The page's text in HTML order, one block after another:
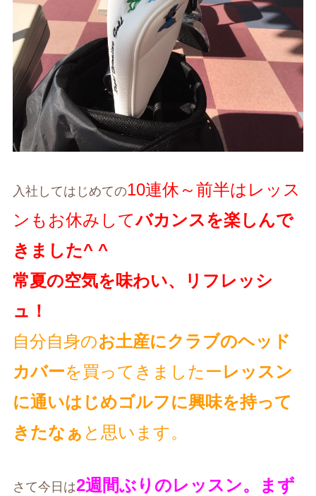
入社してはじめての10連休～前半はレッス
ンもお休みしてバカンスを楽しんで
きました^ ^
常夏の空気を味わい、リフレッシ
ュ！
自分自身のお土産にクラブのヘッド
カバーを買ってきましたーレッスン
に通いはじめゴルフに興味を持って
きたなぁ と思います。
さて今日は2週間ぶりのレッスン。まず